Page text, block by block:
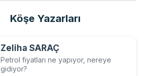
Köşe Yazarları
Zeliha SARAÇ
Petrol fiyatları ne yapıyor, nereye
gidiyor?